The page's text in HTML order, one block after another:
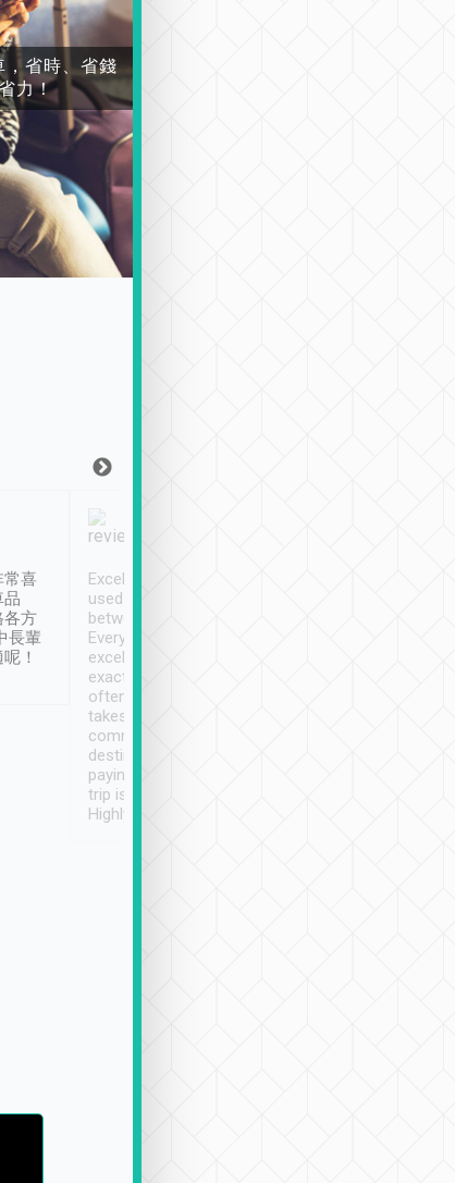
，省時、省錢
力！
常喜
品
各方
長輩
！
Excellent service. We have
used Tripool to travel
between cities in Taiwan.
Every driver has been
excellent and arrives
exactly on time. As there is
often limited English it
takes the difficulty out of
communicating the
destination details and
paying online prior to the
trip is very convenient.
Highly recommended